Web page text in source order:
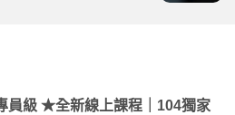
員級 ★全新線上課程｜104獨家